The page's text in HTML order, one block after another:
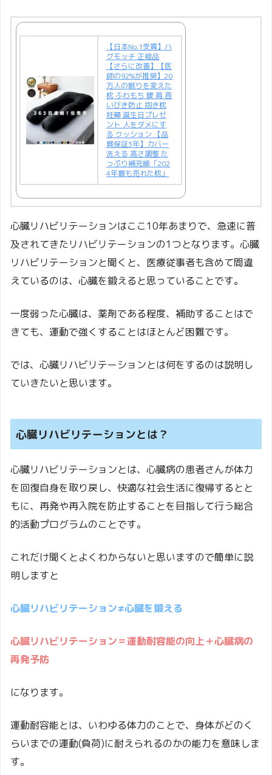
【日本No.1受賞】ハ
グモッチ 正規品
【さらに改善】【医
師の92%が推奨】20
万人の眠りを変えた
枕 ふわもち 腰 肩 首
いびき防止 抱き枕
妊婦 誕生日プレゼ
ント 人をダメにす
る クッション 【品
質保証3年】カバー
洗える 高さ調整 た
っぷり補充綿「202
4年最も売れた枕」
心臓リハビリテーションはここ10年あまりで、急速に普
及されてきたリハビリテーションの1つとなります。心臓
リハビリテーションと聞くと、医療従事者も含めて間違
えているのは、心臓を鍛えると思っていることです。
一度弱った心臓は、薬剤である程度、補助することはで
きても、運動で強くすることはほとんど困難です。
では、心臓リハビリテーションとは何をするのは説明し
ていきたいと思います。
心臓リハビリテーションとは？
心臓リハビリテーションとは、心臓病の患者さんが体力
を回復自身を取り戻し、快適な社会生活に復帰するとと
もに、再発や再入院を防止することを目指して行う総合
的活動プログラムのことです。
これだけ聞くとよくわからないと思いますので簡単に説
明しますと
心臓リハビリテーション≠心臓を鍛える
心臓リハビリテーション＝運動耐容能の向上＋心臓病の
再発予防
になります。
運動耐容能とは、いわゆる体力のことで、身体がどのく
らいまでの運動(負荷)に耐えられるのかの能力を意味しま
す。